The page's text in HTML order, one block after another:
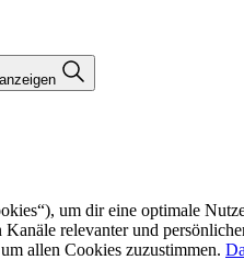
um dir eine optimale
relevanter und
allen Cookies zuzustimmen.